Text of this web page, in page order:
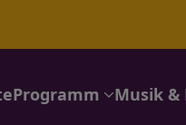
Programm Musik &